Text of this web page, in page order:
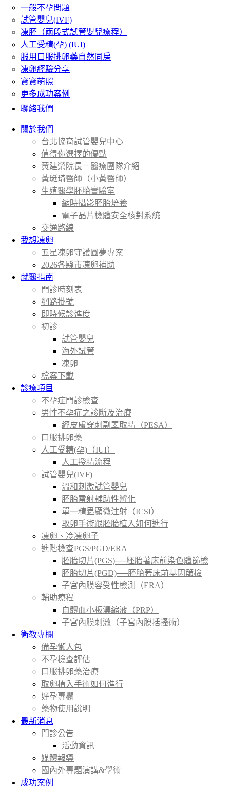
一般不孕問題
試管嬰兒(IVF)
凍胚（兩段式試管嬰兒療程）
人工受精(孕) (IUI)
服用口服排卵藥自然同房
凍卵經驗分享
寶寶萌照
更多成功案例
聯絡我們
關於我們
台北協育試管嬰兒中心
值得你選擇的優點
黃建榮院長－醫療團隊介紹
黃珽琦醫師（小黃醫師）
生殖醫學胚胎實驗室
縮時攝影胚胎培養
電子晶片檢體安全核對系統
交通路線
我想凍卵
五星凍卵守護圓夢專案
2026各縣市凍卵補助
就醫指南
門診時刻表
網路掛號
即時候診進度
初診
試管嬰兒
海外試管
凍卵
檔案下載
診療項目
不孕症門診檢查
男性不孕症之診斷及治療
經皮膚穿刺副睪取精（PESA）
口服排卵藥
人工受精(孕)（IUI）
人工授精流程
試管嬰兒(IVF)
溫和刺激試管嬰兒
胚胎雷射輔助性孵化
單一精蟲顯微注射（ICSI）
取卵手術跟胚胎植入如何進行
凍卵、冷凍卵子
進階檢查PGS/PGD/ERA
胚胎切片(PGS)──胚胎著床前染色體篩檢
胚胎切片(PGD)──胚胎著床前基因篩檢
子宮內膜容受性檢測（ERA）
輔助療程
自體血小板濃縮液（PRP）
子宮內膜刺激（子宮內膜括搔術）
衛教專欄
備孕懶人包
不孕檢查評估
口服排卵藥治療
取卵植入手術如何進行
好孕專欄
藥物使用說明
最新消息
門診公告
活動資訊
媒體報導
國內外專題演講&學術
成功案例